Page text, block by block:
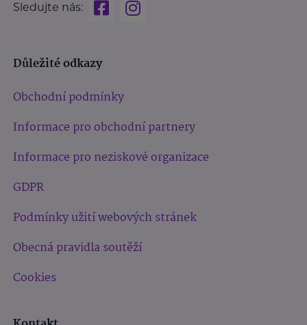
Sledujte nás:
Důležité odkazy
Obchodní podmínky
Informace pro obchodní partnery
Informace pro neziskové organizace
GDPR
Podmínky užití webových stránek
Obecná pravidla soutěží
Cookies